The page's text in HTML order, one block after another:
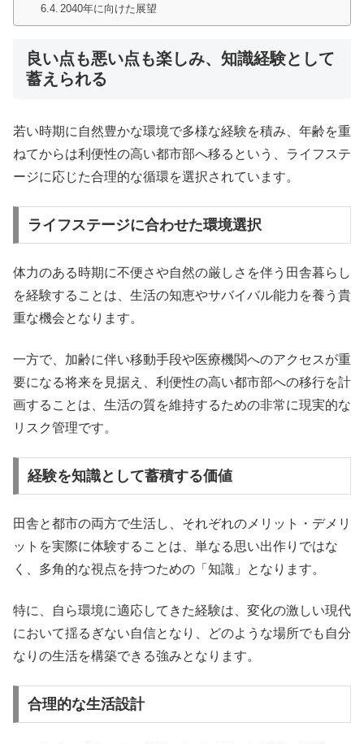
2040年に向けた展望
良い点も悪い点も楽しみ、知識経験として
蓄えられる
若い時期に自然豊かな環境で多様な経験を積み、年齢を重
ねてからは利便性の高い都市部へ移るという、ライフステ
ージに応じた合理的な循環を選択されています。
ライフステージに合わせた環境選択
体力のある時期に不便さや自然の厳しさを伴う田舎暮らし
を経験することは、生活の知恵やサバイバル能力を養う貴
重な機会となります。
一方で、加齢に伴い移動手段や医療機関へのアクセスが重
要になる将来を見据え、利便性の高い都市部への移行を計
画することは、生活の質を維持するための非常に現実的な
リスク管理です。
経験を知識として蓄積する価値
田舎と都市の両方で生活し、それぞれのメリット・デメリ
ットを実際に体験することは、単なる思い出作りではな
く、多角的な視点を持つための「知識」となります。
特に、自ら環境に適応してきた経験は、変化の激しい現代
において揺るぎない自信となり、どのような場所でも自分
なりの生活を構築できる強みとなります。
合理的な生活設計